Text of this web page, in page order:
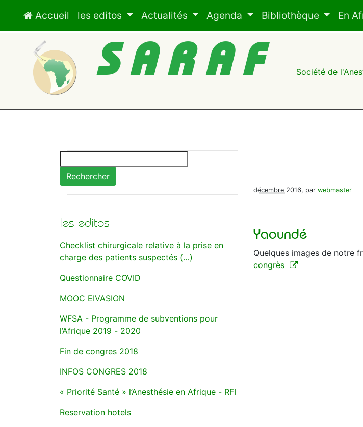
Accueil les editos Actualités Agenda Bibliothèque En
SARAF Société de
Rechercher
les editos
Checklist chirurgicale relative à la prise en
charge des patients suspectés (…)
Questionnaire COVID
MOOC EIVASION
WFSA - Programme de subventions pour
l’Afrique 2019 - 2020
Fin de congres 2018
INFOS CONGRES 2018
« Priorité Santé » l’Anesthésie en Afrique - RFI
Reservation hotels
décembre 2016, par webmaster
Yaoundé
Quelques images de notre
congrès